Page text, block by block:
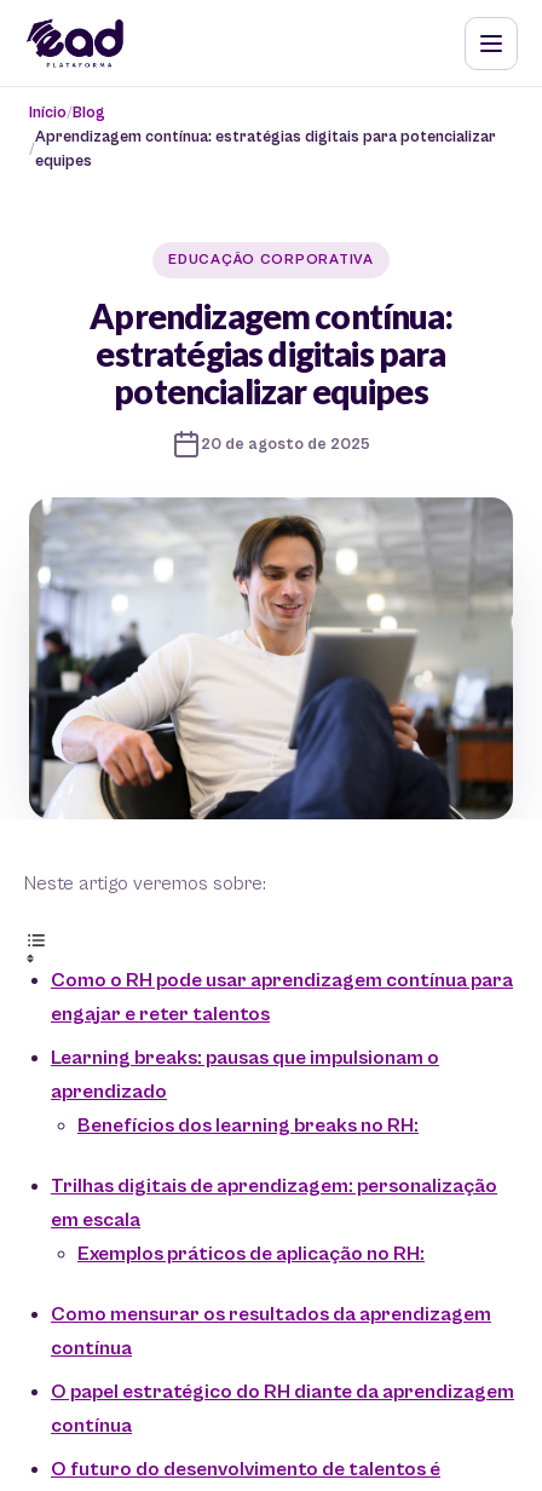
Início Blog
Aprendizagem contínua: estratégias digitais para potencializar
equipes
EDUCAÇÃO CORPORATIVA
Aprendizagem contínua:
estratégias digitais para
potencializar equipes
20 de agosto de 2025
Neste artigo veremos sobre:
Como o RH pode usar aprendizagem contínua para
engajar e reter talentos
Learning breaks: pausas que impulsionam o
aprendizado
Benefícios dos learning breaks no RH:
Trilhas digitais de aprendizagem: personalização
em escala
Exemplos práticos de aplicação no RH:
Como mensurar os resultados da aprendizagem
contínua
O papel estratégico do RH diante da aprendizagem
contínua
O futuro do desenvolvimento de talentos é